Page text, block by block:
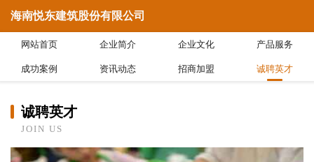
海南悦东建筑股份有限公司
网站首页 企业简介 企业文化 产品服务
成功案例 资讯动态 招商加盟 诚聘英才
诚聘英才
JOIN US